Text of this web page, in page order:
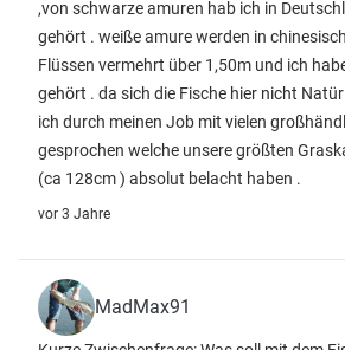
,von schwarze amuren hab ich in
gehört . weiße amure werden in
Flüssen vermehrt über 1,50m und ich
gehört . da sich die Fische hier nicht
ich durch meinen Job mit vielen
gesprochen welche unsere größten
(ca 128cm ) absolut belacht haben .
vor 3 Jahre
MadMax91